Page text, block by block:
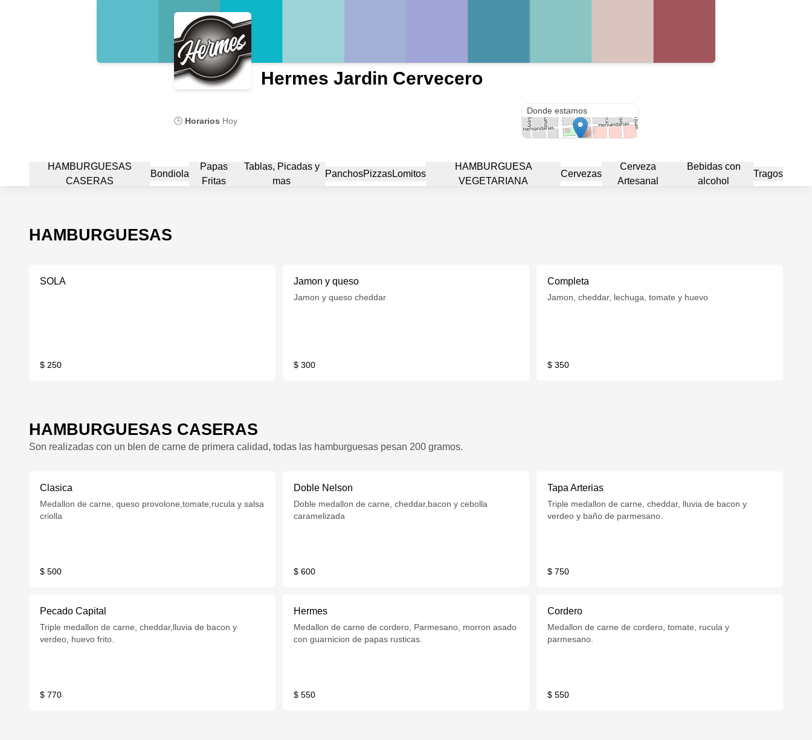
Hermes Jardin Cervecero
🕒 Horarios Hoy
Donde estamos
HAMBURGUESAS
CASERAS
Bondiola
Papas
Fritas
Tablas, Picadas y
mas
PanchosPizzasLomitos
HAMBURGUESA
VEGETARIANA
Cervezas
Cerveza
Artesanal
Bebidas con
alcohol
Tragos
HAMBURGUESAS
SOLA
$ 250
Jamon y queso
Jamon y queso cheddar
$ 300
Completa
Jamon, cheddar, lechuga, tomate y huevo
$ 350
HAMBURGUESAS CASERAS
Son realizadas con un blen de carne de primera calidad, todas las hamburguesas pesan 200 gramos.
Clasica
Medallon de carne, queso provolone,tomate,rucula y salsa
criolla
$ 500
Doble Nelson
Doble medallon de carne, cheddar,bacon y cebolla
caramelizada
$ 600
Tapa Arterias
Triple medallon de carne, cheddar, lluvia de bacon y
verdeo y baño de parmesano.
$ 750
Pecado Capital
Triple medallon de carne, cheddar,lluvia de bacon y
verdeo, huevo frito.
$ 770
Hermes
Medallon de carne de cordero, Parmesano, morron asado
con guarnicion de papas rusticas.
$ 550
Cordero
Medallon de carne de cordero, tomate, rucula y
parmesano.
$ 550